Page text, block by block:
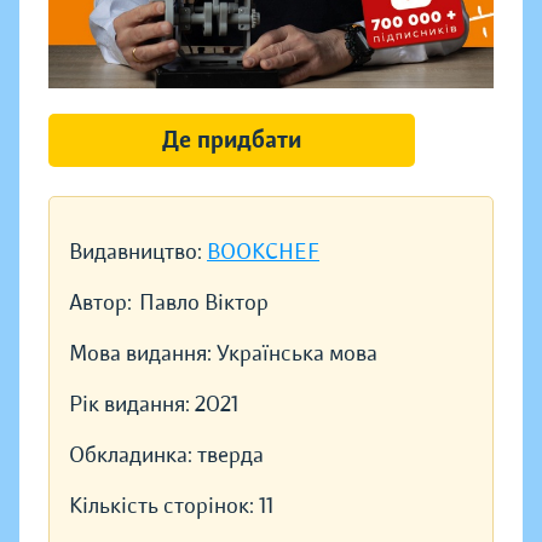
Видавництво: BOOKCHEF
Автор: Павло Віктор
Мова видання: Українська мова
Рік видання: 2021
Обкладинка: тверда
Кількість сторінок: 11
Де придбати